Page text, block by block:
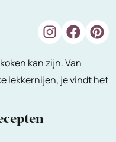
kan zijn. Van
lekkernijen, je vindt het